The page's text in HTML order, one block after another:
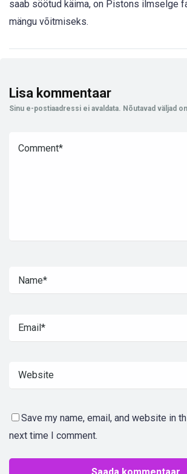
saab söötud käima, on Pistons ilmselge
mängu võitmiseks.
Lisa kommentaar
Sinu e-postiaadressi ei avaldata. Nõutavad väljad
Save my name, email, and website in
next time I comment.